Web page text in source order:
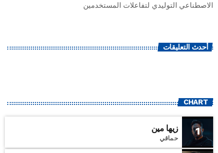
الاصطناعي التوليدي لتفاعلات المستخدمين
أحدث التعليقات
CHART
1 زيها مين
حماقي